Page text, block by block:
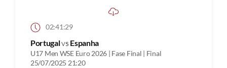
02:41:29
Portugalvs Espanha
U17 Men WSE Euro 2026 | Fase Final | Final
25/07/2025 21:20